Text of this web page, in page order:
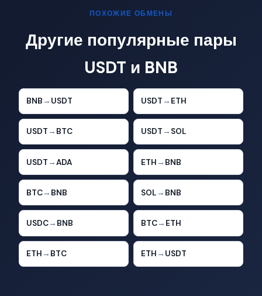
ПОХОЖИЕ ОБМЕНЫ
Другие популярные пары
USDT и BNB
BNB → USDT USDT → ETH
USDT → BTC USDT → SOL
USDT →ADA ETH → BNB
BTC→ BNB SOL → BNB
USDC→ BNB BTC→ ETH
ETH → BTC ETH → USDT